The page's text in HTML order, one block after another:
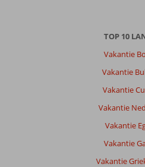
TOP 10
Vakantie
Vakantie
Vakantie
Vakantie
Vakantie
Vakantie
Vakantie